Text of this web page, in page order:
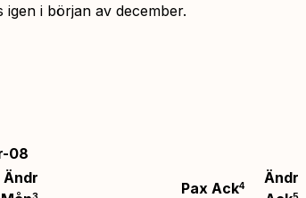
i början av december.
08
Ändr
Pax Ack4
Ändr